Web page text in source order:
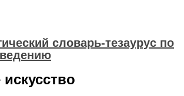
словарь-тезаурус по